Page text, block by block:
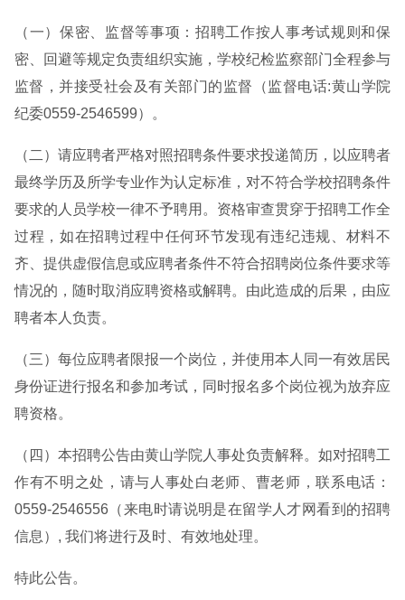
（一）保密、监督等事项：招聘工作按人事考试规则和保
密、回避等规定负责组织实施，学校纪检监察部门全程参与
监督，并接受社会及有关部门的监督（监督电话:黄山学院
纪委0559-2546599）。
（二）请应聘者严格对照招聘条件要求投递简历，以应聘者
最终学历及所学专业作为认定标准，对不符合学校招聘条件
要求的人员学校一律不予聘用。资格审查贯穿于招聘工作全
过程，如在招聘过程中任何环节发现有违纪违规、材料不
齐、提供虚假信息或应聘者条件不符合招聘岗位条件要求等
情况的，随时取消应聘资格或解聘。由此造成的后果，由应
聘者本人负责。
（三）每位应聘者限报一个岗位，并使用本人同一有效居民
身份证进行报名和参加考试，同时报名多个岗位视为放弃应
聘资格。
（四）本招聘公告由黄山学院人事处负责解释。如对招聘工
作有不明之处，请与人事处白老师、曹老师，联系电话：
0559-2546556（来电时请说明是在留学人才网看到的招聘
信息）, 我们将进行及时、有效地处理。
特此公告。